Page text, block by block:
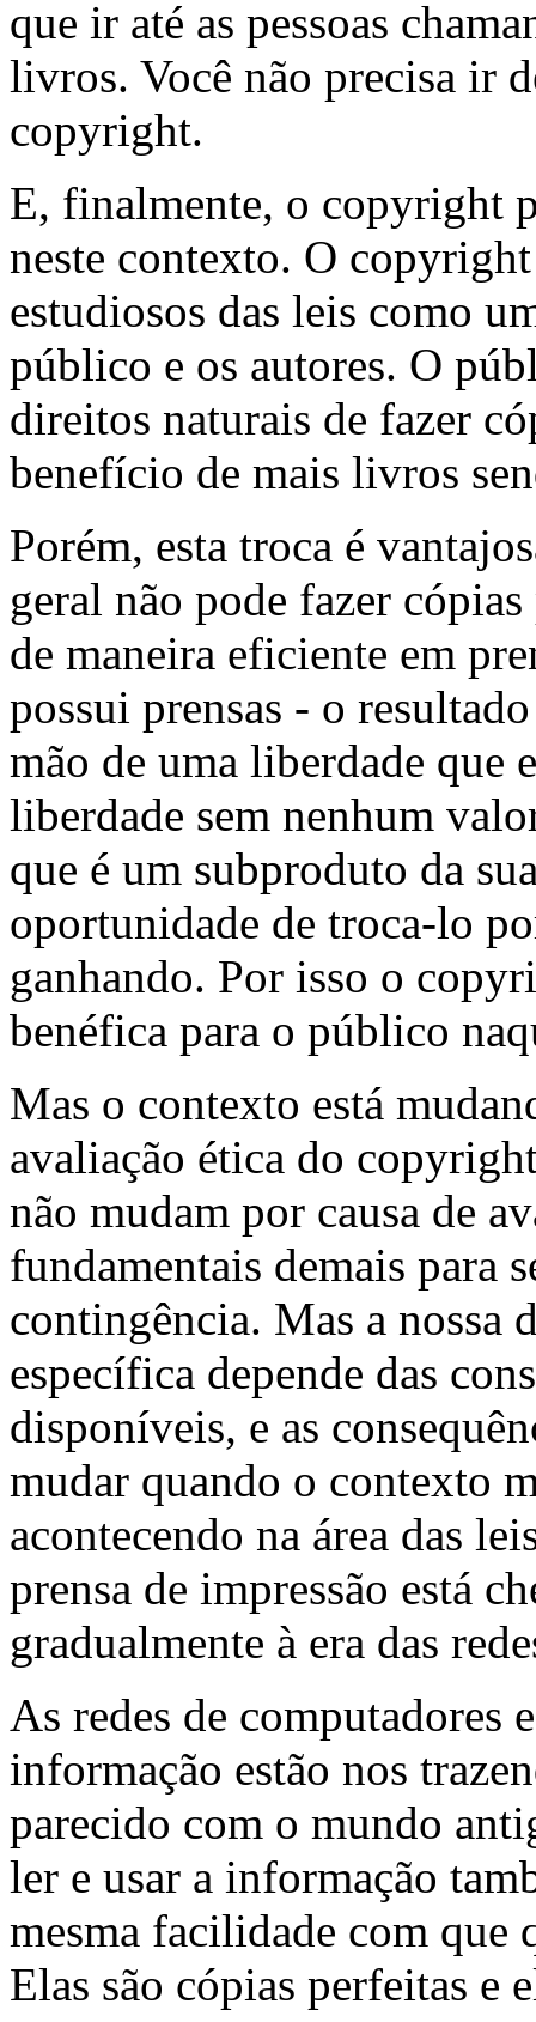
que ir até as pessoas
livros. Você não precisa ir
copyright.
E, finalmente, o copyright
neste contexto. O
estudiosos das leis como
público e os autores. O
direitos naturais de fazer
benefício de mais livros
Porém, esta troca é
geral não pode fazer
de maneira eficiente em
possui prensas - o
mão de uma liberdade que
liberdade sem nenhum
que é um subproduto da
oportunidade de troca-lo
ganhando. Por isso o
benéfica para o público
Mas o contexto está
avaliação ética do
não mudam por causa de
fundamentais demais para
contingência. Mas a nossa
específica depende das
disponíveis, e as
mudar quando o contexto
acontecendo na área das
prensa de impressão está
gradualmente à era das
As redes de computadores
informação estão nos
parecido com o mundo
ler e usar a informação
mesma facilidade com que
Elas são cópias perfeitas e